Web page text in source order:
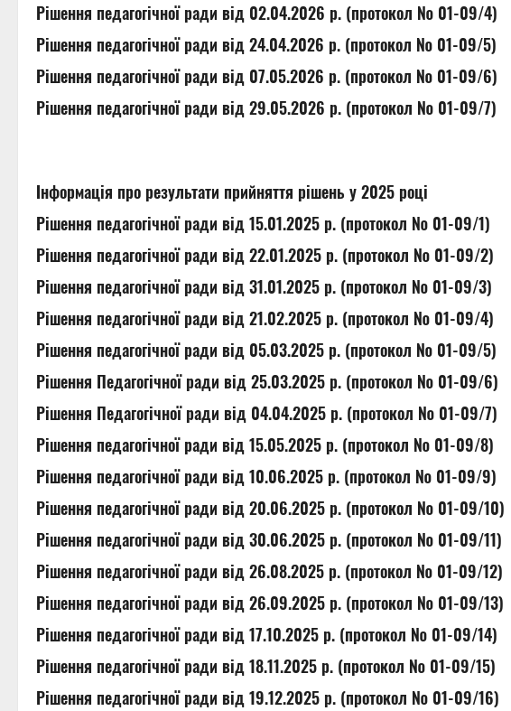
Рішення педагогічної ради від 02.04.2026 р. (протокол № 01-09/4)
Рішення педагогічної ради від 24.04.2026 р. (протокол № 01-09/5)
Рішення педагогічної ради від 07.05.2026 р. (протокол № 01-09/6)
Рішення педагогічної ради від 29.05.2026 р. (протокол № 01-09/7)
Інформація про результати прийняття рішень у 2025 році
Рішення педагогічної ради від 15.01.2025 р. (протокол № 01-09/1)
Рішення педагогічної ради від 22.01.2025 р. (протокол № 01-09/2)
Рішення педагогічної ради від 31.01.2025 р. (протокол № 01-09/3)
Рішення педагогічної ради від 21.02.2025 р. (протокол № 01-09/4)
Рішення педагогічної ради від 05.03.2025 р. (протокол № 01-09/5)
Рішення Педагогічної ради від 25.03.2025 р. (протокол № 01-09/6)
Рішення Педагогічної ради від 04.04.2025 р. (протокол № 01-09/7)
Рішення педагогічної ради від 15.05.2025 р. (протокол № 01-09/8)
Рішення педагогічної ради від 10.06.2025 р. (протокол № 01-09/9)
Рішення педагогічної ради від 20.06.2025 р. (протокол № 01-09/10)
Рішення педагогічної ради від 30.06.2025 р. (протокол № 01-09/11)
Рішення педагогічної ради від 26.08.2025 р. (протокол № 01-09/12)
Рішення педагогічної ради від 26.09.2025 р. (протокол № 01-09/13)
Рішення педагогічної ради від 17.10.2025 р. (протокол № 01-09/14)
Рішення педагогічної ради від 18.11.2025 р. (протокол № 01-09/15)
Рішення педагогічної ради від 19.12.2025 р. (протокол № 01-09/16)